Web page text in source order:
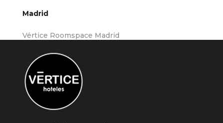
Madrid
Vértice Roomspace Madrid